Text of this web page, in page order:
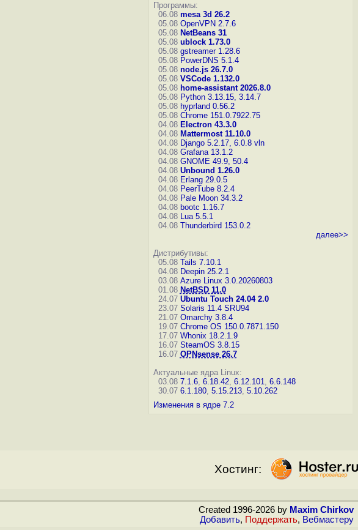
Программы:
06.08 mesa 3d 26.2
05.08 OpenVPN 2.7.6
05.08 NetBeans 31
05.08 ublock 1.73.0
05.08 gstreamer 1.28.6
05.08 PowerDNS 5.1.4
05.08 node.js 26.7.0
05.08 VSCode 1.132.0
05.08 home-assistant 2026.8.0
05.08 Python 3.13.15, 3.14.7
05.08 hyprland 0.56.2
05.08 Chrome 151.0.7922.75
04.08 Electron 43.3.0
04.08 Mattermost 11.10.0
04.08 Django 5.2.17, 6.0.8 vln
04.08 Grafana 13.1.2
04.08 GNOME 49.9, 50.4
04.08 Unbound 1.26.0
04.08 Erlang 29.0.5
04.08 PeerTube 8.2.4
04.08 Pale Moon 34.3.2
04.08 bootc 1.16.7
04.08 Lua 5.5.1
04.08 Thunderbird 153.0.2
далее>>
Дистрибутивы:
05.08 Tails 7.10.1
04.08 Deepin 25.2.1
03.08 Azure Linux 3.0.20260803
01.08 NetBSD 11.0
24.07 Ubuntu Touch 24.04 2.0
23.07 Solaris 11.4 SRU94
21.07 Omarchy 3.8.4
19.07 Chrome OS 150.0.7871.150
17.07 Whonix 18.2.1.9
16.07 SteamOS 3.8.15
16.07 OPNsense 26.7
Актуальные ядра Linux:
03.08 7.1.6, 6.18.42, 6.12.101, 6.6.148
30.07 6.1.180, 5.15.213, 5.10.262
Изменения в ядре 7.2
Хостинг:
Created 1996-2026 by Maxim Chirkov
Добавить, Поддержать, Вебмастеру